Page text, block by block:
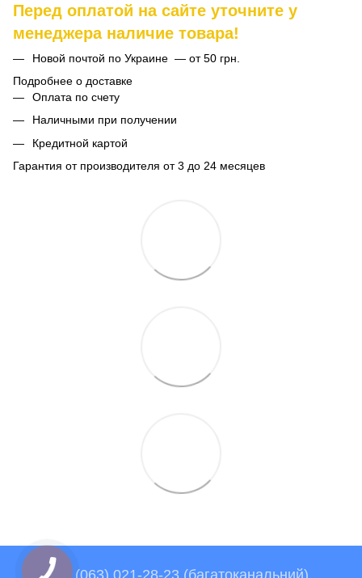
Перед оплатой на сайте уточните у
менеджера наличие товара!
Новой почтой по Украине — от 50 грн.
Подробнее о доставке
Оплата по счету
Наличными при получении
Кредитной картой
Гарантия от производителя от 3 до 24 месяцев